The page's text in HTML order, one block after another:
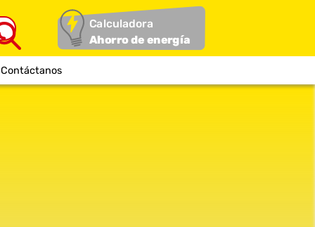
Calculadora
Ahorro de energía
Contáctanos